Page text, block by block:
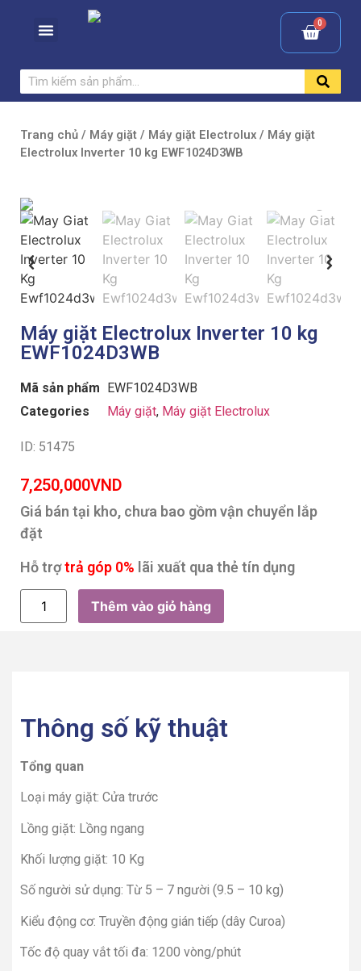
Trang chủ / Máy giặt / Máy giặt Electrolux / Máy giặt
Electrolux Inverter 10 kg EWF1024D3WB
Máy giặt Electrolux Inverter 10 kg
EWF1024D3WB
Mã sản phẩm EWF1024D3WB
Categories
Máy giặt, Máy giặt Electrolux
ID: 51475
7,250,000VND
Giá bán tại kho, chưa bao gồm vận chuyển lắp
đặt
Hỗ trợtrả góp 0% lãi xuất qua thẻ tín dụng
Thêm vào giỏ hàng
Thông số kỹ thuật
Tổng quan
Loại máy giặt: Cửa trước
Lồng giặt: Lồng ngang
Khối lượng giặt: 10 Kg
Số người sử dụng: Từ 5 – 7 người (9.5 – 10 kg)
Kiểu động cơ: Truyền động gián tiếp (dây Curoa)
Tốc độ quay vắt tối đa: 1200 vòng/phút